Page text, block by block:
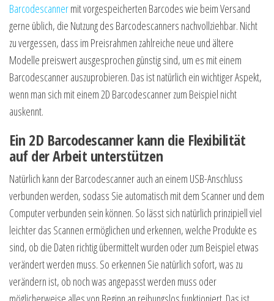
Barcodescannermit vorgespeicherten Barcodes wie beim Versand
gerne üblich, die Nutzung des Barcodescanners nachvollziehbar. Nicht
zu vergessen, dass im Preisrahmen zahlreiche neue und ältere
Modelle preiswert ausgesprochen günstig sind, um es mit einem
Barcodescanner auszuprobieren. Das ist natürlich ein wichtiger Aspekt,
wenn man sich mit einem 2D Barcodescanner zum Beispiel nicht
auskennt.
Ein 2D Barcodescanner kann die Flexibilität
auf der Arbeit unterstützen
Natürlich kann der Barcodescanner auch an einem USB-Anschluss
verbunden werden, sodass Sie automatisch mit dem Scanner und dem
Computer verbunden sein können. So lässt sich natürlich prinzipiell viel
leichter das Scannen ermöglichen und erkennen, welche Produkte es
sind, ob die Daten richtig übermittelt wurden oder zum Beispiel etwas
verändert werden muss. So erkennen Sie natürlich sofort, was zu
verändern ist, ob noch was angepasst werden muss oder